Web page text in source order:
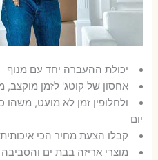
יכולת ההעברה יחד עם מנוף
אחסון של קוטג' לזמן מוקצב, משהו
יום
קבלו הצעת מחיר הכי איכותית
מוצרי אריזה בבת ים והסביבה